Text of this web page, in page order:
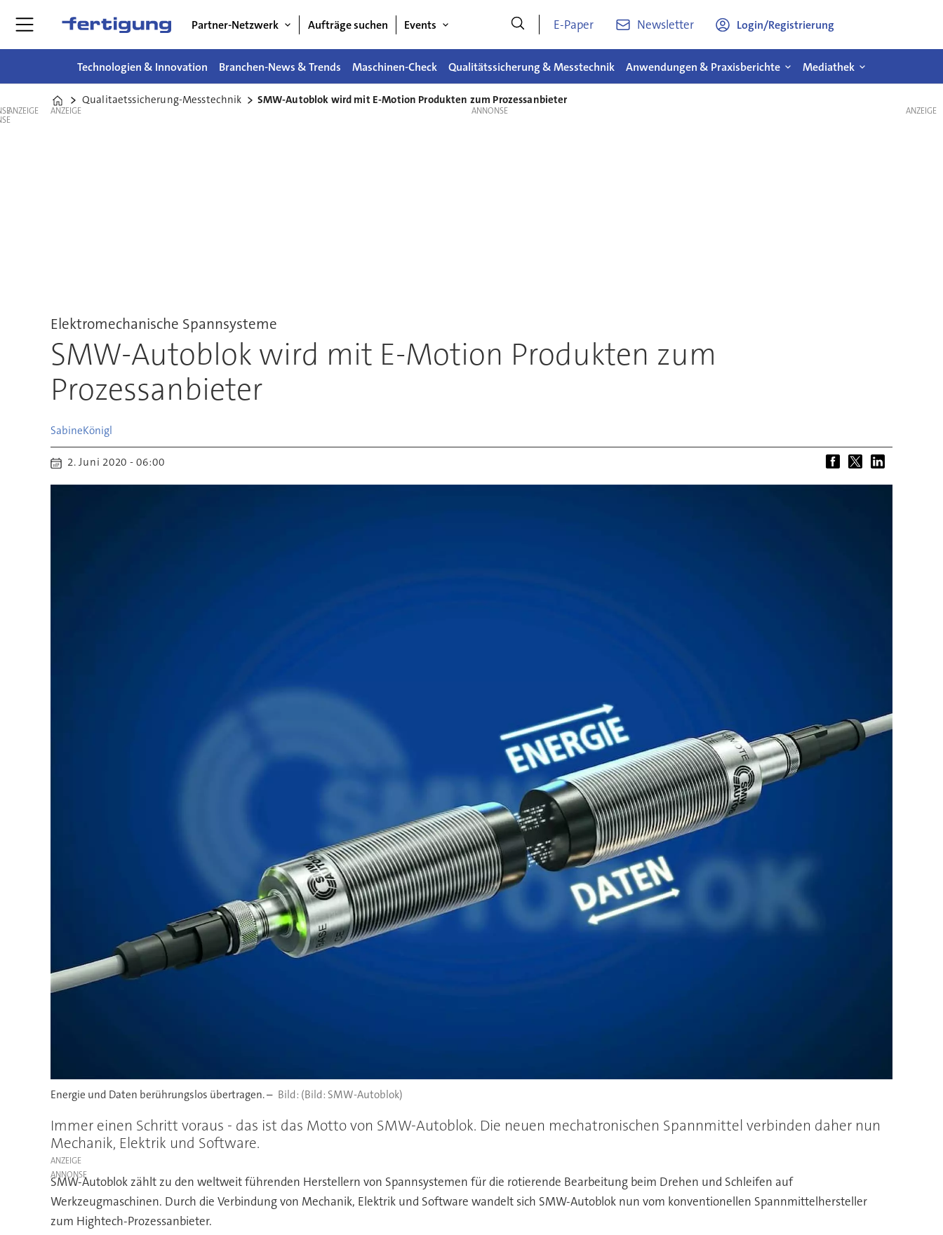
Partner-Netzwerk Aufträge suchen Events E-Paper Newsletter Login/Registrierung
Technologien & Innovation Branchen-News & Trends Maschinen-Check Qualitätssicherung & Messtechnik Anwendungen & Praxisberichte Mediathek
Home
Qualitaetssicherung-Messtechnik SMW-Autoblok wird mit E-Motion Produkten zum Prozessanbieter
ANZEIGE ANZEIGE
Elektromechanische Spannsysteme
SMW-Autoblok wird mit E-Motion Produkten zum
Prozessanbieter
SabineKönigl
2. Juni 2020 - 06:00
Energie und Daten berührungslos übertragen. – (Bild: SMW-Autoblok)
Immer einen Schritt voraus - das ist das Motto von SMW-Autoblok. Die neuen mechatronischen Spannmittel verbinden daher nun
Mechanik, Elektrik und Software.
ANZEIGE
SMW-Autoblok zählt zu den weltweit führenden Herstellern von Spannsystemen für die rotierende Bearbeitung beim Drehen und Schleifen auf
Werkzeugmaschinen. Durch die Verbindung von Mechanik, Elektrik und Software wandelt sich SMW-Autoblok nun vom konventionellen Spannmittelhersteller
zum Hightech-Prozessanbieter.
ANZEIGE